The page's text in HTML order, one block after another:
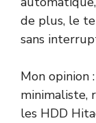
de plus, le
sans
Mon opinion
minimaliste,
les HDD